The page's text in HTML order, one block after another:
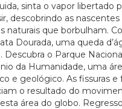
sinta o vapor libertado
descobrindo as nascentes
naturais que borbulham.
Dourada, uma queda
Descubra o Parque
da Humanidade, uma
e geológico. As fissuras e
o resultado do
área do globo.